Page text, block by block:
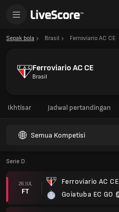
Sepak bola Brasil Ferroviario AC CE
Ferroviario AC CE
Brasil
Ikhtisar Jadwal pertandingan
Semua Kompetisi
Serie D
26 JUL
FT
Ferroviario AC CE
Goiatuba EC GO